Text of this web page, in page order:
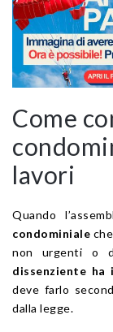
Come
lavori
Quando
condominiale
non urgenti o
dissenziente
deve farlo
dalla legge.